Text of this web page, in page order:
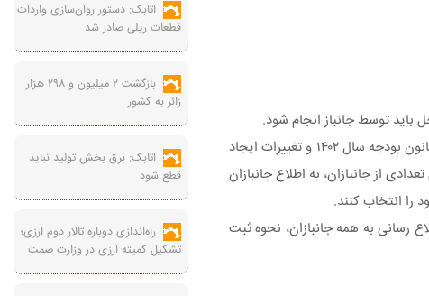
با عنایت به ابلاغ تصویب نامه شماره ۲۱۰۶۱ /ت۶۲۲۰۲هـ مورخ ۱۴۰۲/۱۱/۱۷ درخصوص اصلاحیه آیین نامه اجرایی بند (و) تبصره (۷) ماده واحده قانون بودجه سال ۱۴۰۲ و تغییرات ایجاد
ثبت نام تعدادی از جانبازان، به اطلاع جانبازان
رسانی به همه جانبازان، نحوه ثبت
اتابک: دستور روان‌سازی واردات
قطعات ریلی صادر شد
بازگشت ۲ میلیون و ۲۹۸ هزار
زائر به کشور
اتابک: برق بخش تولید نباید
قطع شود
راه‌اندازی دوباره تالار دوم ارزی؛
تشکیل کمیته ارزی در وزارت صمت